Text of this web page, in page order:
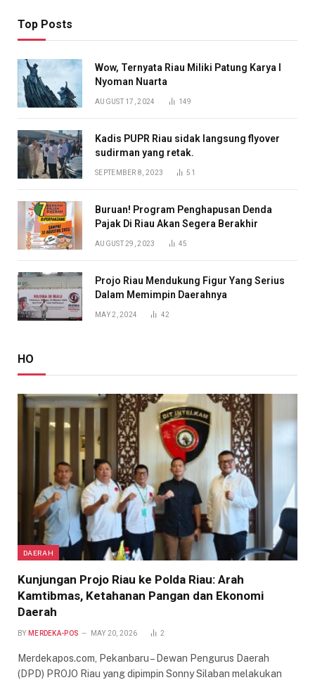
Top Posts
Wow, Ternyata Riau Miliki Patung Karya I
Nyoman Nuarta
AUGUST 17, 2024 149
Kadis PUPR Riau sidak langsung flyover
sudirman yang retak.
SEPTEMBER 8, 2023 51
Buruan! Program Penghapusan Denda
Pajak Di Riau Akan Segera Berakhir
AUGUST 29, 2023 45
Projo Riau Mendukung Figur Yang Serius
Dalam Memimpin Daerahnya
MAY 2, 2024 42
HO
DAERAH
Kunjungan Projo Riau ke Polda Riau: Arah
Kamtibmas, Ketahanan Pangan dan Ekonomi
Daerah
BY MERDEKA-POS MAY 20, 2026 2
Merdekapos.com, Pekanbaru – Dewan Pengurus Daerah
(DPD) PROJO Riau yang dipimpin Sonny Silaban melakukan